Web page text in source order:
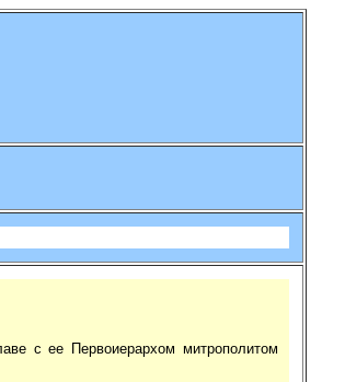
с ее Первоиерархом митрополитом